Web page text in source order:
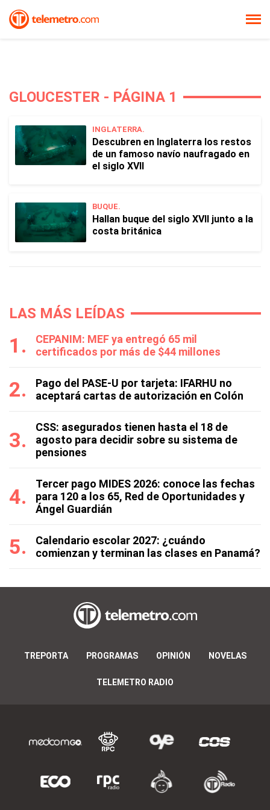
GLOUCESTER - PÁGINA 1
INGLATERRA.
Descubren en Inglaterra los restos
de un famoso navío naufragado en
el siglo XVII
BUQUE.
Hallan buque del siglo XVII junto a la
costa británica
LAS MÁS LEÍDAS
CEPANIM: MEF ya entregó 65 mil
certificados por más de $44 millones
Pago del PASE-U por tarjeta: IFARHU no
aceptará cartas de autorización en Colón
CSS: asegurados tienen hasta el 18 de
agosto para decidir sobre su sistema de
pensiones
Tercer pago MIDES 2026: conoce las fechas
para 120 a los 65, Red de Oportunidades y
Ángel Guardián
Calendario escolar 2027: ¿cuándo
comienzan y terminan las clases en Panamá?
TREPORTA PROGRAMAS OPINIÓN NOVELAS
TELEMETRO RADIO